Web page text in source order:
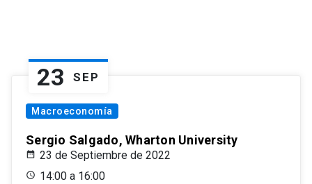
23 SEP
Macroeconomía
Sergio Salgado, Wharton University
23 de Septiembre de 2022
14:00 a 16:00